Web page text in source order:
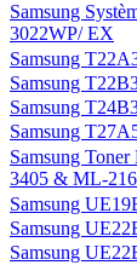
Samsung
3022WP/ EX
Samsung
Samsung
Samsung
Samsung
Samsung
3405 & ML-
Samsung
Samsung
Samsung